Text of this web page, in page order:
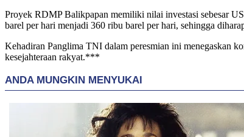
Proyek RDMP Balikpapan memiliki nilai investasi sebesar
barel per hari menjadi 360 ribu barel per hari, sehingga
Kehadiran Panglima TNI dalam peresmian ini menegaskan
kesejahteraan rakyat.***